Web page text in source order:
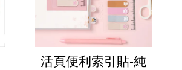
活頁便利索引貼-純